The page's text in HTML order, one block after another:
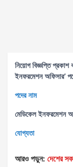
নিয়োগ বিজ্ঞপ্তি প্রকাশ
ইনফরমেশন অফিসার’
পদের নাম
মেডিকেলইনফরমেশন
যোগ্যতা
আরও পড়ুন: দেশের